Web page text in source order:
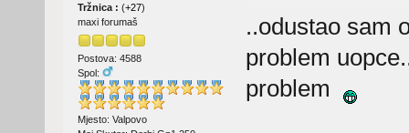
Tržnica : (+27)
maxi forumaš
Postova: 4588
Spol:
Mjesto: Valpovo
..odustao sam
problem
problem